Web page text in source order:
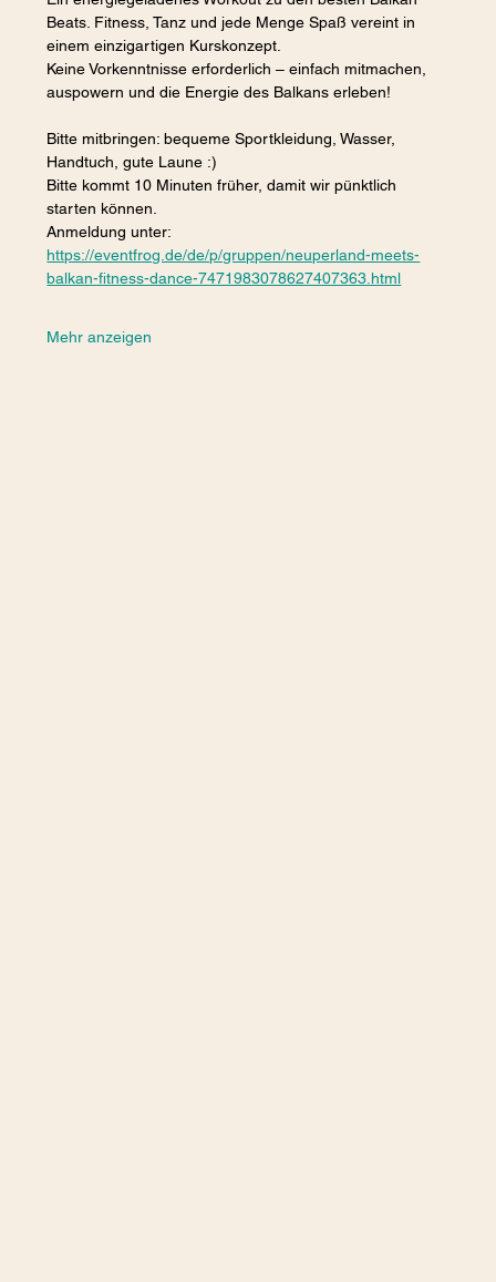
Beats. Fitness, Tanz und jede Menge Spaß vereint in
einem einzigartigen Kurskonzept.
Keine Vorkenntnisse erforderlich – einfach mitmachen,
auspowern und die Energie des Balkans erleben!
Bitte mitbringen: bequeme Sportkleidung, Wasser,
Handtuch, gute Laune :)
Bitte kommt 10 Minuten früher, damit wir pünktlich
starten können.
Anmeldung unter:
https://eventfrog.de/de/p/gruppen/neuperland-meets-
balkan-fitness-dance-7471983078627407363.html
Mehr anzeigen